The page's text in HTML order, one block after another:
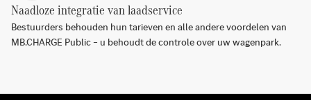
Naadloze integratie van laadservice
Bestuurders behouden hun tarieven en alle andere voordelen van
MB.CHARGE Public – u behoudt de controle over uw wagenpark.